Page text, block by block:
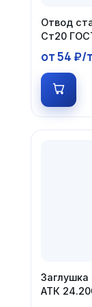
Отвод
Ст20
от 54 ₽/т
АТК